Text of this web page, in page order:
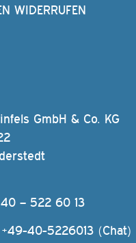
WIDERRUFEN
GmbH & Co. KG
– 522 60 13
40-5226013 (Chat)